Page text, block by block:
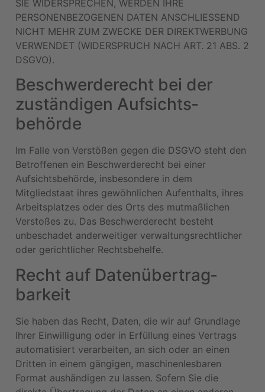
SIE WIDERSPRECHEN, WERDEN IHRE
PERSONENBEZOGENEN DATEN ANSCHLIESSEND
NICHT MEHR ZUM ZWECKE DER DIREKTWERBUNG
VERWENDET (WIDERSPRUCH NACH ART. 21 ABS. 2
DSGVO).
Beschwerde­recht bei der
zuständigen Aufsichts­
behörde
Im Falle von Verstößen gegen die DSGVO steht den
Betroffenen ein Beschwerderecht bei einer
Aufsichtsbehörde, insbesondere in dem
Mitgliedstaat ihres gewöhnlichen Aufenthalts, ihres
Arbeitsplatzes oder des Orts des mutmaßlichen
Verstoßes zu. Das Beschwerderecht besteht
unbeschadet anderweitiger verwaltungsrechtlicher
oder gerichtlicher Rechtsbehelfe.
Recht auf Daten­übertrag­
barkeit
Sie haben das Recht, Daten, die wir auf Grundlage
Ihrer Einwilligung oder in Erfüllung eines Vertrags
automatisiert verarbeiten, an sich oder an einen
Dritten in einem gängigen, maschinenlesbaren
Format aushändigen zu lassen. Sofern Sie die